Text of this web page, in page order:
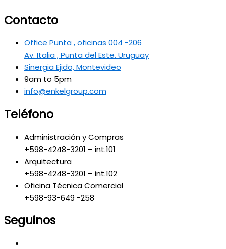
Contacto
Office Punta , oficinas 004 -206
Av. Italia , Punta del Este. Uruguay
Sinergia Ejido, Montevideo
9am to 5pm
info@enkelgroup.com
Teléfono
Administración y Compras
+598-4248-3201 – int.101
Arquitectura
+598-4248-3201 – int.102
Oficina Técnica Comercial
+598-93-649 -258
Seguinos